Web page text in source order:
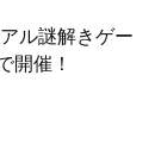
ル謎解きゲー
開催！